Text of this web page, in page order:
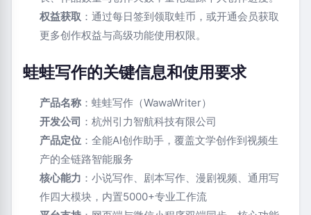
权益获取 ：通过每日签到领取蛙币，或开通会员获取
更多创作权益与高级功能使用权限。
蛙蛙写作的关键信息和使用要求
产品名称 ：蛙蛙写作（WawaWriter）
开发公司 ：杭州引力智航科技有限公司
产品定位 ：全能AI创作助手，覆盖文学创作到视频生
产的全链路智能服务
核心能力 ：小说写作、剧本写作、漫剧视频、通用写
作四大模块，内置5000+专业工作流